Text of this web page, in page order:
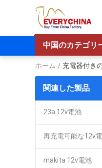
中国のカテゴリ
ホーム / 充電器付き
関連した製品
23a 12v電池
再充電可能な12v
makita 12v電池